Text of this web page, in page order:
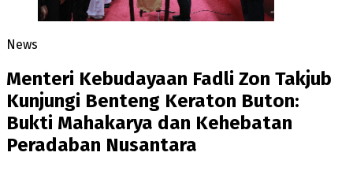
News
Menteri Kebudayaan Fadli Zon Takjub
Kunjungi Benteng Keraton Buton:
Bukti Mahakarya dan Kehebatan
Peradaban Nusantara